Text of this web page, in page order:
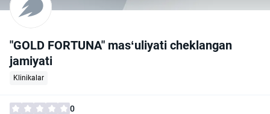
"GOLD FORTUNA" mas‘uliyati cheklangan
jamiyati
Klinikalar
0